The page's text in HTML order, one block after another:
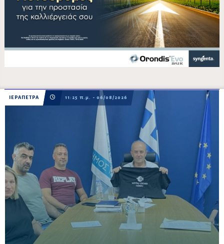
ΙΕΡΑΠΕΤΡΑ 11:25 π.μ. - 06/08/2026